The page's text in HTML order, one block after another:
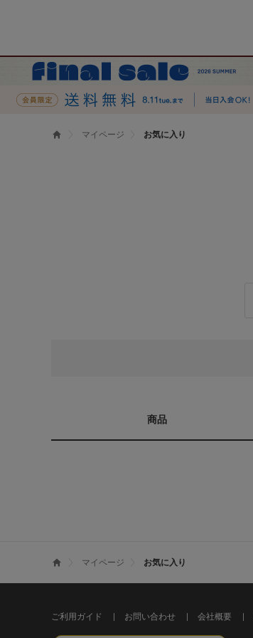
マイページ お気に入り
商品
マイページ お気に入り
ご利用ガイド お問い合わせ 会社概要